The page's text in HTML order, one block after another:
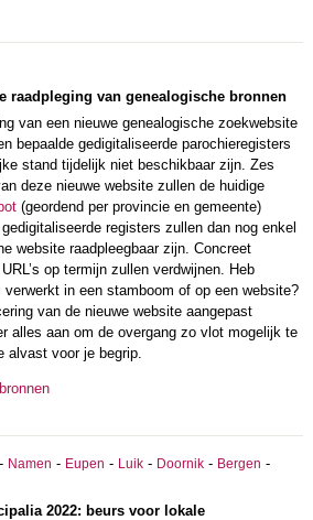
raadpleging van genealogische bronnen
van een nieuwe genealogische zoekwebsite
bepaalde gedigitaliseerde parochieregisters
stand tijdelijk niet beschikbaar zijn. Zes
deze nieuwe website zullen de huidige
(geordend per provincie en gemeente)
registers zullen dan nog enkel
website raadpleegbaar zijn. Concreet
op termijn zullen verdwijnen. Heb
in een stamboom of op een website?
van de nieuwe website aangepast
alles aan om de overgang zo vlot mogelijk te
alvast voor je begrip.
- Namen - Eupen - Luik- Doornik- Bergen -
2022: beurs voor lokale